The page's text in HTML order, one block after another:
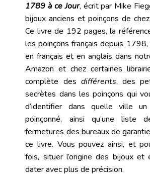
1789 à ce Jour, écrit par Mike
bijoux anciens et poinçons de
Ce livre de 192 pages, la
les poinçons français depuis
en français et en anglais dans
Amazon et chez certaines
complète des différents, des
secrètes dans les poinçons qui
d’identifier dans quelle ville
poinçonné, ainsi qu’une liste
fermetures des bureaux de
ce livre. Vous pouvez ainsi, et
fois, situer l’origine des bijoux et
dater avec plus de précision.